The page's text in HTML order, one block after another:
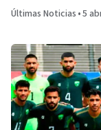
Últimas Noticias •5